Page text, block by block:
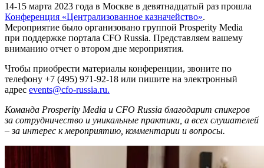
14-15 марта 2023 года в Москве в девятнадцатый раз прошла
Конференция «Централизованное казначейство».
Мероприятие было организовано группой Prosperity Media
при поддержке портала CFO Russia. Представляем вашему
вниманию отчет о втором дне мероприятия.
Чтобы приобрести материалы конференции, звоните по
телефону +7 (495) 971-92-18 или пишите на электронный
адрес events@cfo-russia.ru.
Команда Prosperity Media и CFO Russia благодарит спикеров
за сотрудничество и уникальные практики, а всех слушателей
– за интерес к мероприятию, комментарии и вопросы.